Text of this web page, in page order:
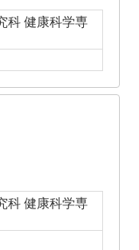
科 健康科学専
科 健康科学専